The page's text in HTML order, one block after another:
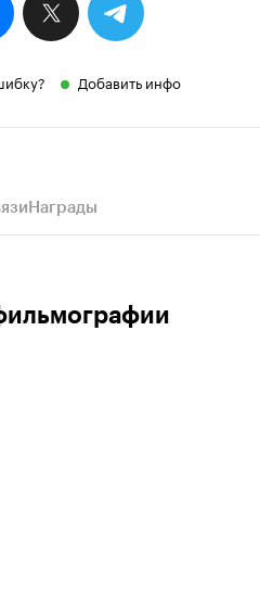
Добавить инфо
Награды